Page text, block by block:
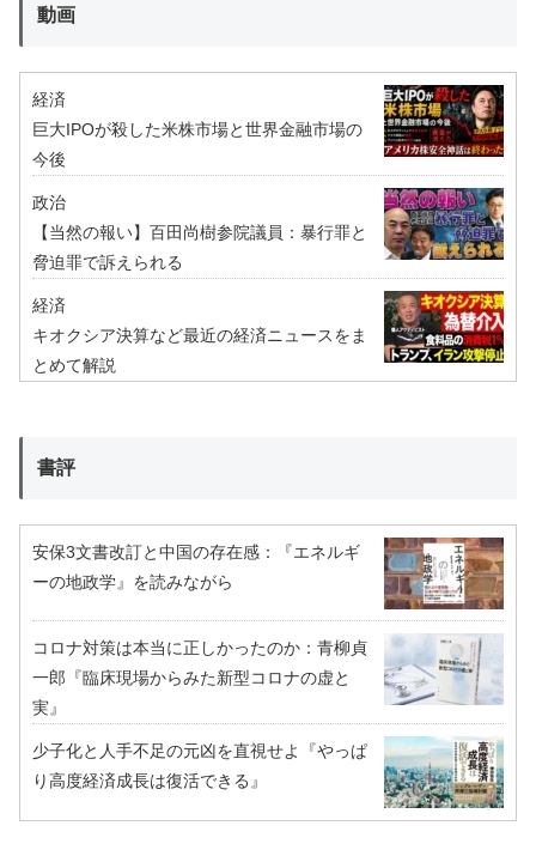
動画
経済
巨大IPOが殺した米株市場と世界金融市場の
今後
政治
【当然の報い】百田尚樹参院議員：暴行罪と
脅迫罪で訴えられる
経済
キオクシア決算など最近の経済ニュースをま
とめて解説
書評
安保3文書改訂と中国の存在感：『エネルギ
ーの地政学』を読みながら
コロナ対策は本当に正しかったのか：青柳貞
一郎『臨床現場からみた新型コロナの虚と
実』
少子化と人手不足の元凶を直視せよ『やっぱ
り高度経済成長は復活できる』